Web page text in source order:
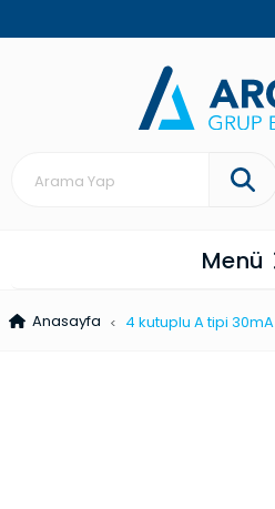
Menü
Anasayfa 4 kutuplu A tipi 30mA